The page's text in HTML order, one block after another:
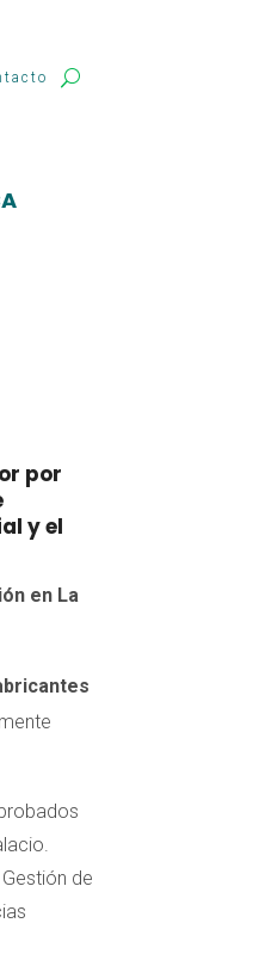
por
y el
en La
de